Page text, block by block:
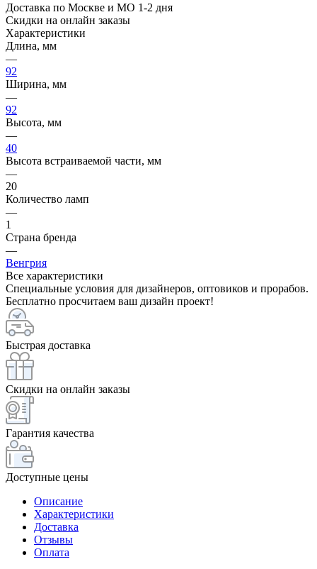
Доставка по Москве и МО 1-2 дня
Скидки на онлайн заказы
Характеристики
Длина, мм
—
92
Ширина, мм
—
92
Высота, мм
—
40
Высота встраиваемой части, мм
—
20
Количество ламп
—
1
Страна бренда
—
Венгрия
Все характеристики
Специальные условия для дизайнеров, оптовиков и прорабов.
Бесплатно просчитаем ваш дизайн проект!
Быстрая доставка
Скидки на онлайн заказы
Гарантия качества
Доступные цены
Описание
Характеристики
Доставка
Отзывы
Оплата